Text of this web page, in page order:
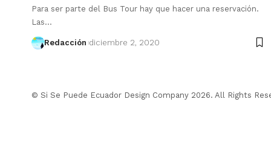
Para ser parte del Bus Tour hay que hacer una reservación.
Las…
Redacción diciembre 2, 2020
© Si Se Puede Ecuador Design Company 2026. All Rights